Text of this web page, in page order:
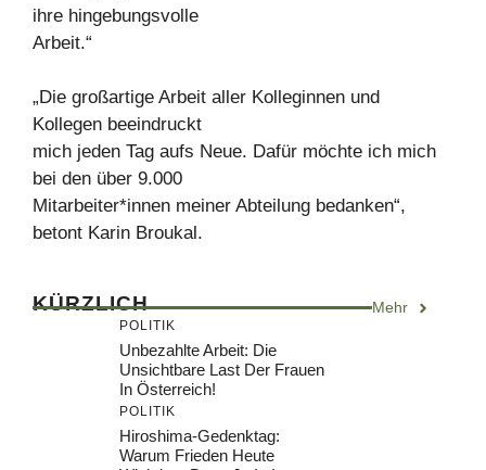
ihre hingebungsvolle
Arbeit.“
„Die großartige Arbeit aller Kolleginnen und
Kollegen beeindruckt
mich jeden Tag aufs Neue. Dafür möchte ich mich
bei den über 9.000
Mitarbeiter*innen meiner Abteilung bedanken“,
betont Karin Broukal.
KÜRZLICH Mehr
POLITIK
Unbezahlte Arbeit: Die
Unsichtbare Last Der Frauen
In Österreich!
POLITIK
Hiroshima-Gedenktag:
Warum Frieden Heute